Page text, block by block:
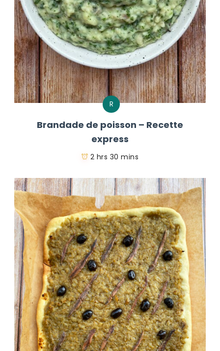
R
Brandade de poisson – Recette
express
2 hrs 30 mins